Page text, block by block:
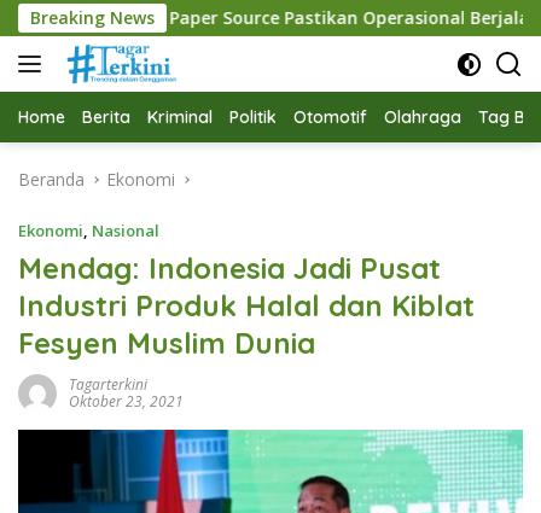
Langsung
ke
konten
Breaking News
Source Pastikan Operasional Berjalan Normal
Home Berita Kriminal Politik Otomotif Olahraga Tag
Beranda Ekonomi
Ekonomi, Nasional
Mendag: Indonesia Jadi Pusat
Industri Produk Halal dan Kiblat
Fesyen Muslim Dunia
Tagarterkini
Oktober 23, 2021